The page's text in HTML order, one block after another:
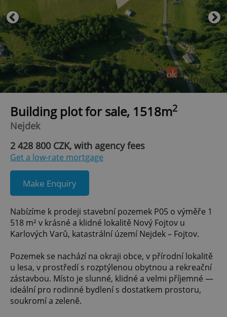
Building plot for sale, 1518m2
Nejdek
2 428 800 CZK, with agency fees
Get a low-rate mortgage
Make Enquiry
Nabízíme k prodeji stavební pozemek P05 o výměře 1
518 m² v krásné a klidné lokalitě Nový Fojtov u
Karlových Varů, katastrální území Nejdek – Fojtov.
Pozemek se nachází na okraji obce, v přírodní lokalitě
u lesa, v prostředí s rozptýlenou obytnou a rekreační
zástavbou. Místo je slunné, klidné a velmi příjemné —
ideální pro rodinné bydlení s dostatkem prostoru,
soukromí a zeleně.